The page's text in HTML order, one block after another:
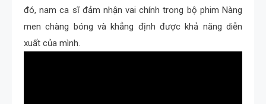
đó, nam ca sĩ đảm nhận vai chính trong bộ phim Nàng
men chàng bóng và khẳng định được khả năng diễn
xuất của mình.